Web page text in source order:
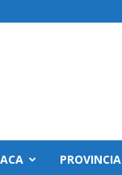
PROVINCIA